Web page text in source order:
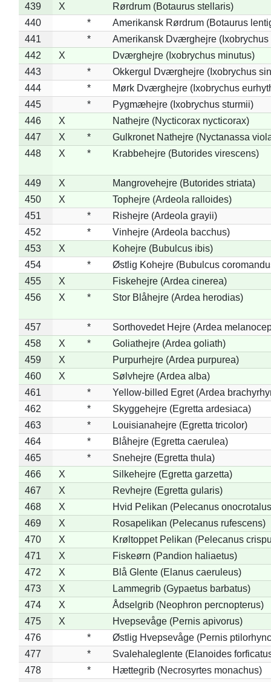
439
X
Rørdrum (Botaurus stellaris)
440
*
Amerikansk Rørdrum (Botaurus
441
*
Amerikansk Dværghejre (Ixobrychus
442
X
Dværghejre (Ixobrychus minutus)
443
*
Okkergul Dværghejre (Ixobrychus
444
*
Mørk Dværghejre (Ixobrychus
445
*
Pygmæhejre (Ixobrychus sturmii)
446
X
Nathejre (Nycticorax nycticorax)
447
X *
Gulkronet Nathejre (Nyctanassa
448
X * Krabbehejre (Butorides virescens)
449 X
Mangrovehejre (Butorides striata)
450
X
Tophejre (Ardeola ralloides)
451
*
Rishejre (Ardeola grayii)
452
*
Vinhejre (Ardeola bacchus)
453
X
Kohejre (Bubulcus ibis)
454
*
Østlig Kohejre (Bubulcus
455
X
Fiskehejre (Ardea cinerea)
456
X * Stor Blåhejre (Ardea herodias)
457 *
Sorthovedet Hejre (Ardea
458
X *
Goliathejre (Ardea goliath)
459
X
Purpurhejre (Ardea purpurea)
460
X
Sølvhejre (Ardea alba)
461
*
Yellow-billed Egret (Ardea
462
*
Skyggehejre (Egretta ardesiaca)
463
*
Louisianahejre (Egretta tricolor)
464
*
Blåhejre (Egretta caerulea)
465
*
Snehejre (Egretta thula)
466
X
Silkehejre (Egretta garzetta)
467
X
Revhejre (Egretta gularis)
468
X
Hvid Pelikan (Pelecanus
469
X
Rosapelikan (Pelecanus rufescens)
470
X
Krøltoppet Pelikan (Pelecanus
471
X
Fiskeørn (Pandion haliaetus)
472
X
Blå Glente (Elanus caeruleus)
473
X
Lammegrib (Gypaetus barbatus)
474
X
Ådselgrib (Neophron percnopterus)
475
X
Hvepsevåge (Pernis apivorus)
476
*
Østlig Hvepsevåge (Pernis
477
*
Svalehaleglente (Elanoides
478
*
Hættegrib (Necrosyrtes monachus)